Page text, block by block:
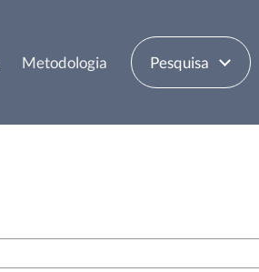
Metodologia Pesquisa